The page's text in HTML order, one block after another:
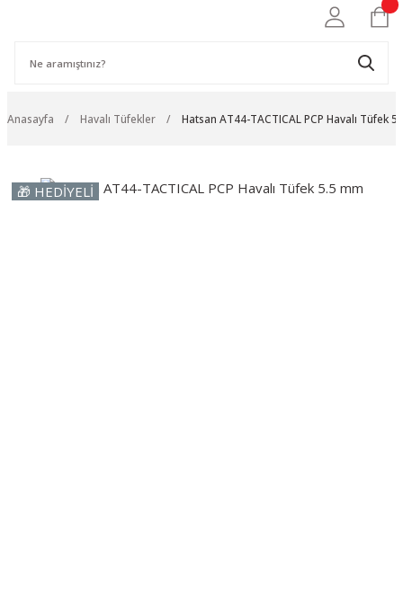
Anasayfa Havalı Tüfekler Hatsan AT44-TACTICAL PCP Havalı Tüfek
🎁 HEDİYELİ